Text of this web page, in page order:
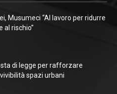
Musumeci “Al lavoro per ridurre
al rischio”
di legge per rafforzare
spazi urbani